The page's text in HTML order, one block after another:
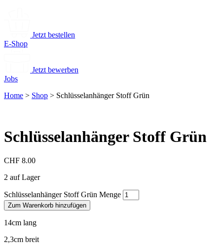
Jetzt bestellen
E-Shop
Jetzt bewerben
Jobs
Home > Shop > Schlüsselanhänger Stoff Grün
Schlüsselanhänger Stoff Grün
CHF 8.00
2 auf Lager
Schlüsselanhänger Stoff Grün Menge
Zum Warenkorb hinzufügen
14cm lang
2,3cm breit